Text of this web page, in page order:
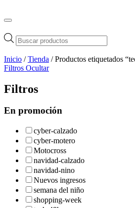
Búsqueda
de
productos
Inicio /Tienda / Productos etiquetados
Filtros Ocultar
Filtros
En promoción
cyber-calzado
cyber-motero
Motocross
navidad-calzado
navidad-nino
Nuevos ingresos
semana del niño
shopping-week